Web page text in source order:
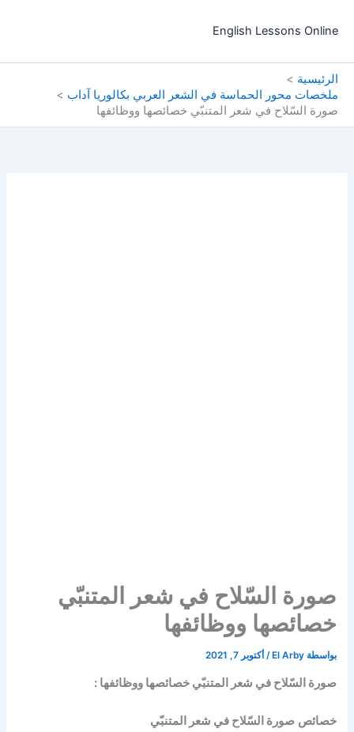
إلىEnglish Lessons Online
الرئيسية
ملخصات محور الحماسة في الشعر العربي بكالوريا آداب
صورة السّلاح في شعر المتنبّي خصائصها ووظائفها
صورة السّلاح في شعر المتنبّي
خصائصها ووظائفها
بواسطة El Arby
/أكتوبر 7, 2021
صورة السّلاح في شعر المتنبّي خصائصها ووظائفها :
خصائص صورة السّلاح في شعر المتنبّي